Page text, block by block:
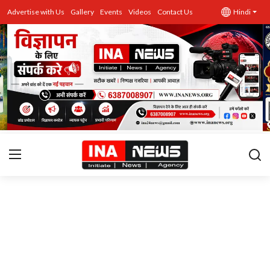
Advertise with Us Gallery Events Videos Contact Us Hindi
उत्तर प्रदेश
Advertise with Us
Events
राज्य